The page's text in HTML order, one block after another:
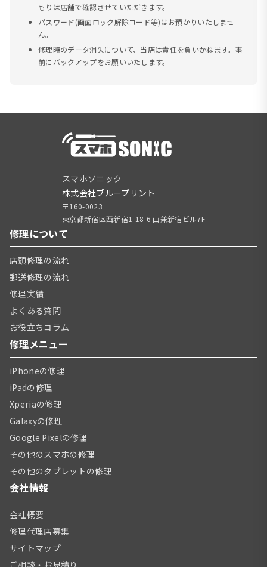
もりは店舗で確認させていただきます。
パスワード(画面ロック解除コード等)はお預かりいたしませ
ん。
修理時のデータ消失について、当店は責任を負いかねます。事
前にバックアップをお願いいたします。
スマホソニック
株式会社ブループリント
〒160-0023
東京都新宿区西新宿1-18-6 山兼新宿ビル7F
修理について
店頭修理の流れ
郵送修理の流れ
修理実績
よくある質問
お役立ちコラム
修理メニュー
iPhoneの修理
iPadの修理
Xperiaの修理
Galaxyの修理
Google Pixelの修理
その他のスマホの修理
その他のタブレットの修理
会社情報
会社概要
修理代理店募集
サイトマップ